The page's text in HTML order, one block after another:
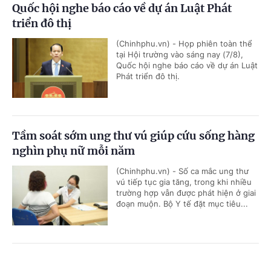
Quốc hội nghe báo cáo về dự án Luật Phát
triển đô thị
(Chinhphu.vn) - Họp phiên toàn thể
tại Hội trường vào sáng nay (7/8),
Quốc hội nghe báo cáo về dự án Luật
Phát triển đô thị.
Tầm soát sớm ung thư vú giúp cứu sống hàng
nghìn phụ nữ mỗi năm
(Chinhphu.vn) - Số ca mắc ung thư
vú tiếp tục gia tăng, trong khi nhiều
trường hợp vẫn được phát hiện ở giai
đoạn muộn. Bộ Y tế đặt mục tiêu...